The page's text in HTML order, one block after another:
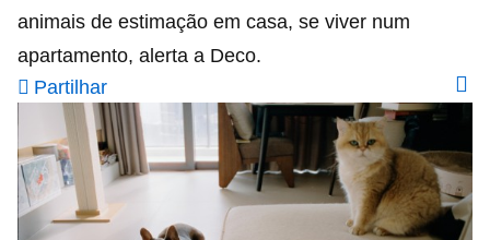
animais de estimação em casa, se viver num
apartamento, alerta a Deco.
Partilhar